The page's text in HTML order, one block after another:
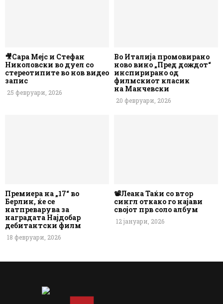
🎥Сара Мејс и Стефан
Николовски во дуел со
стереотипите во нов видео
запис
25 февруари, 2026
Во Италија промовирано
ново вино „Пред дождот“
инспирирано од
филмскиот класик
на Манчевски
20 февруари, 2026
Премиера на „17“ во
Берлин, ќе се
натпреварува за
наградата Најдобар
дебитантски филм
18 февруари, 2026
📽️Леана Таќи со втор
сингл откако го најави
својот прв соло албум
12 јануари, 2026